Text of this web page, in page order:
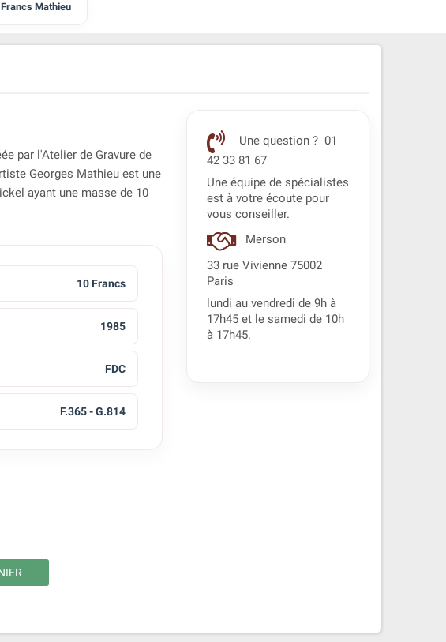
Francs Mathieu
par l'Atelier de Gravure de
Georges Mathieu est une
ayant une masse de 10
10 Francs
1985
FDC
F.365 - G.814
Une question ? 01
42 33 81 67
Une équipe de spécialistes
est à votre écoute pour
vous conseiller.
Merson
33 rue Vivienne 75002
Paris
lundi au vendredi de 9h à
17h45 et le samedi de 10h
à 17h45.